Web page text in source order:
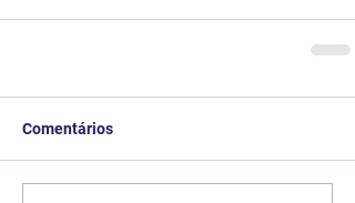
Comentários